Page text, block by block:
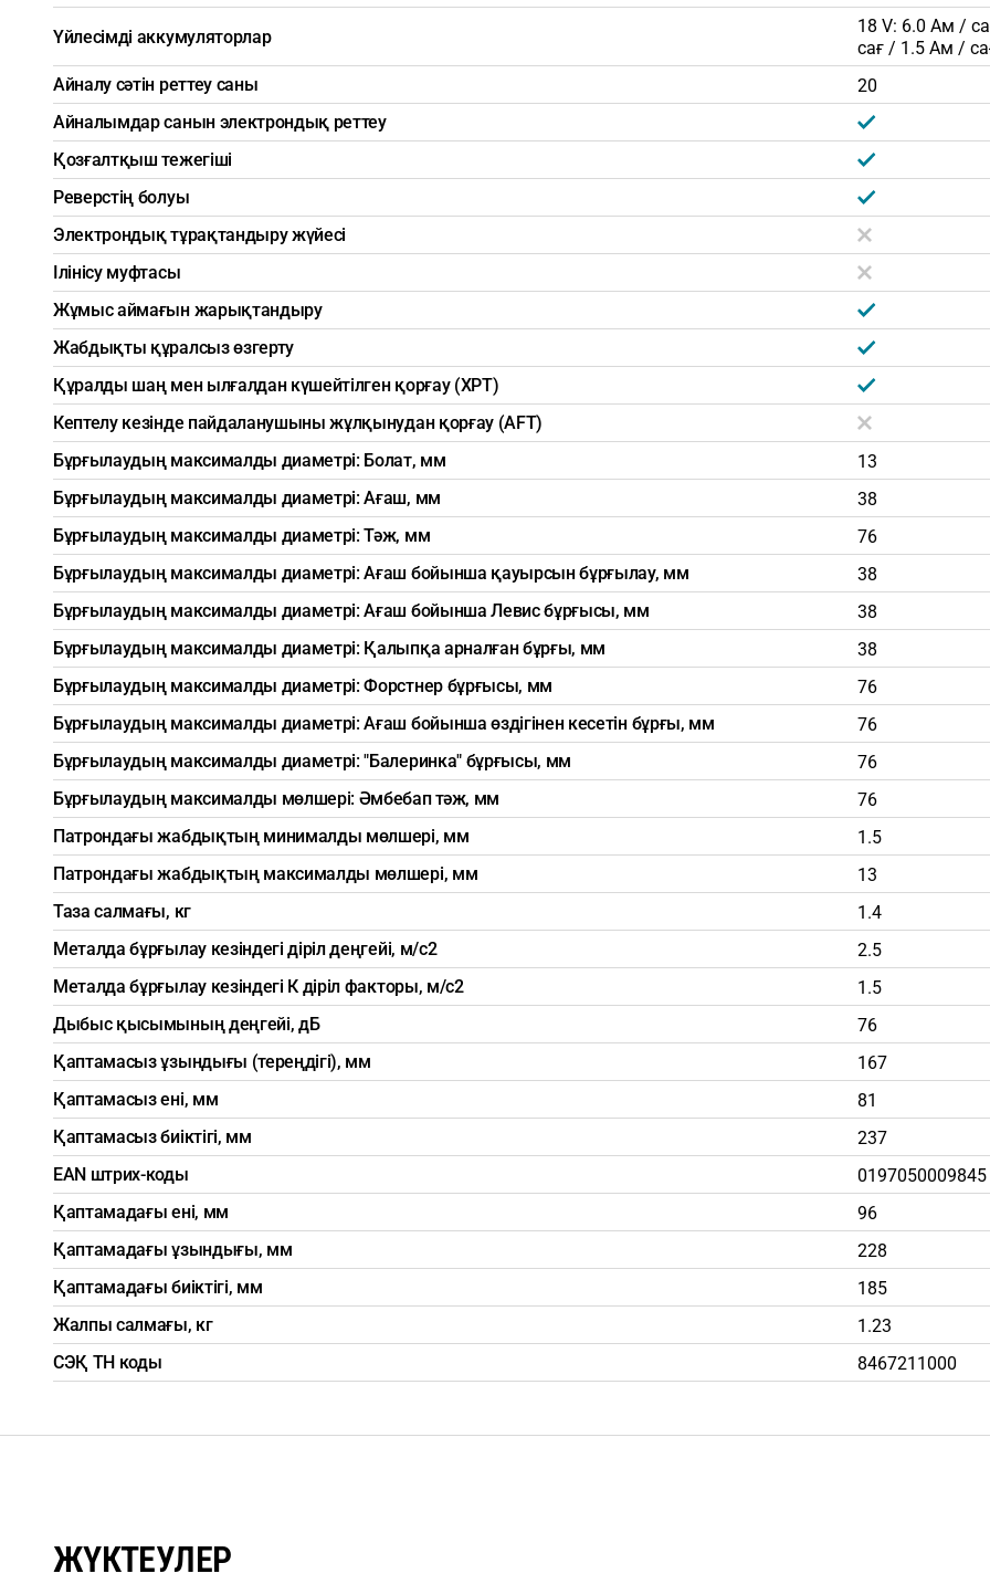
Үйлесімді аккумуляторлар
18 V: 6.0 Ам /
сағ / 1.5 Ам /
Айналу сәтін реттеу саны
20
Айналымдар санын электрондық реттеу
Қозғалтқыш тежегіші
Реверстің болуы
Электрондық тұрақтандыру жүйесі
Ілінісу муфтасы
Жұмыс аймағын жарықтандыру
Жабдықты құралсыз өзгерту
Құралды шаң мен ылғалдан күшейтілген қорғау (XPT)
Кептелу кезінде пайдаланушыны жұлқынудан қорғау (AFT)
Бұрғылаудың максималды диаметрі: Болат, мм
13
Бұрғылаудың максималды диаметрі: Ағаш, мм
38
Бұрғылаудың максималды диаметрі: Тәж, мм
76
Бұрғылаудың максималды диаметрі: Ағаш бойынша қауырсын бұрғылау, мм
38
Бұрғылаудың максималды диаметрі: Ағаш бойынша Левис бұрғысы, мм
38
Бұрғылаудың максималды диаметрі: Қалыпқа арналған бұрғы, мм
38
Бұрғылаудың максималды диаметрі: Форстнер бұрғысы, мм
76
Бұрғылаудың максималды диаметрі: Ағаш бойынша өздігінен кесетін бұрғы, мм
76
Бұрғылаудың максималды диаметрі: "Балеринка" бұрғысы, мм
76
Бұрғылаудың максималды мөлшері: Әмбебап тәж, мм
76
Патрондағы жабдықтың минималды мөлшері, мм
1.5
Патрондағы жабдықтың максималды мөлшері, мм
13
Таза салмағы, кг
1.4
Металда бұрғылау кезіндегі діріл деңгейі, м/с2
2.5
Металда бұрғылау кезіндегі К діріл факторы, м/с2
1.5
Дыбыс қысымының деңгейі, дБ
76
Қаптамасыз ұзындығы (тереңдігі), мм
167
Қаптамасыз ені, мм
81
Қаптамасыз биіктігі, мм
237
EAN штрих-коды
0197050009845
Қаптамадағы ені, мм
96
Қаптамадағы ұзындығы, мм
228
Қаптамадағы биіктігі, мм
185
Жалпы салмағы, кг
1.23
СЭҚ ТН коды
8467211000
ЖҮКТЕУЛЕР